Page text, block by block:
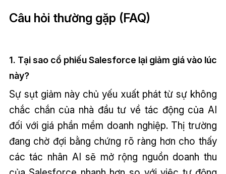
Câu hỏi thường gặp (FAQ)
1. Tại sao cổ phiếu Salesforce lại giảm giá vào lúc
này?
Sự sụt giảm này chủ yếu xuất phát từ sự không
chắc chắn của nhà đầu tư về tác động của AI
đối với giá phần mềm doanh nghiệp. Thị trường
đang chờ đợi bằng chứng rõ ràng hơn cho thấy
các tác nhân AI sẽ mở rộng nguồn doanh thu